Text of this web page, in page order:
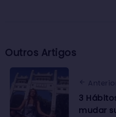
Outros Artigos
Anterior
3
mudar